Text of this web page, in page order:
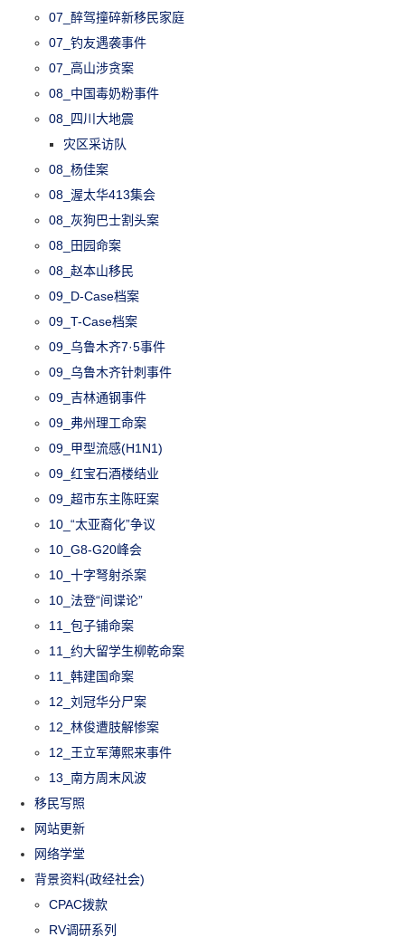
07_醉驾撞碎新移民家庭
07_钓友遇袭事件
07_高山涉贪案
08_中国毒奶粉事件
08_四川大地震
灾区采访队
08_杨佳案
08_渥太华413集会
08_灰狗巴士割头案
08_田园命案
08_赵本山移民
09_D-Case档案
09_T-Case档案
09_乌鲁木齐7·5事件
09_乌鲁木齐针刺事件
09_吉林通钢事件
09_弗州理工命案
09_甲型流感(H1N1)
09_红宝石酒楼结业
09_超市东主陈旺案
10_“太亚裔化”争议
10_G8-G20峰会
10_十字弩射杀案
10_法登“间谍论”
11_包子铺命案
11_约大留学生柳乾命案
11_韩建国命案
12_刘冠华分尸案
12_林俊遭肢解惨案
12_王立军薄熙来事件
13_南方周末风波
移民写照
网站更新
网络学堂
背景资料(政经社会)
CPAC拨款
RV调研系列